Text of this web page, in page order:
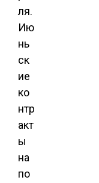
ля.
Ию
нь
ск
ие
ко
нтр
акт
ы
на
по